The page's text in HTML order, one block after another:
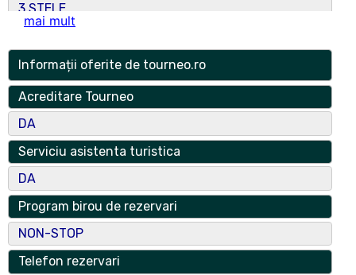
3 STELE
63
Numar locuri
95
Adresa
sos. Pantelimon, nr. 23
Localitate
Bucuresti
Localitate Componenta
mai mult
Informații oferite de tourneo.ro
Acreditare Tourneo
DA
Serviciu asistenta turistica
DA
Program birou de rezervari
NON-STOP
Telefon rezervari